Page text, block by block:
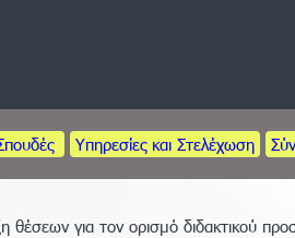
Υπηρεσίες και Στελέχωση
θέσεων για τον ορισμό διδακτικού